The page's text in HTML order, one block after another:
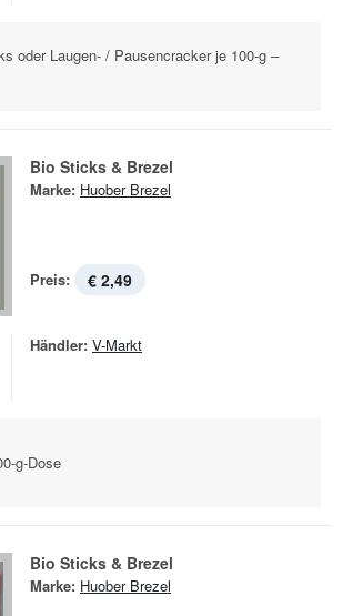
oder Laugen- / Pausencracker je 100-g –
Bio Sticks & Brezel
Marke: Huober Brezel
Preis: € 2,49
Händler: V-Markt
g-Dose
Bio Sticks & Brezel
Marke: Huober Brezel